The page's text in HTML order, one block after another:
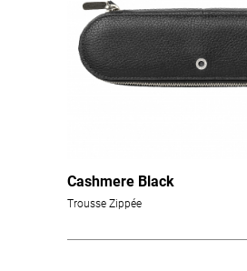
Cashmere Black
Trousse Zippée